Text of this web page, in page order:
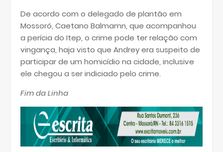
De acordo com o delegado de plantão em
Mossoró, Caetano Balmamn, que acompanhou
a perícia do Itep, o crime pode ter relação com
vingança, haja visto que Andrey era suspeito de
participar de um homicídio na cidade, inclusive
ele chegou a ser indiciado pelo crime.
Fim da Linha